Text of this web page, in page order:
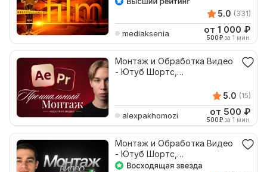
5.0 (331)
mediaksenia от 1 000 ₽
500₽ за 1 мин.
Монтаж и Обработка Видео
- Ютуб Шортс,
5.0 (15)
alexpakhomozi от 500 ₽
500₽ за 1 мин.
Монтаж и Обработка Видео
- Ютуб Шортс,
Видеомонтаж ТикТок, ВК